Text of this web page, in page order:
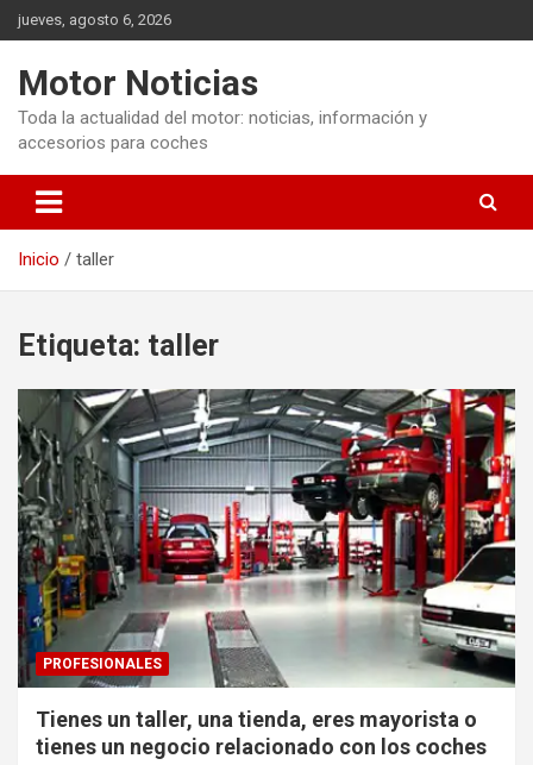
Saltar
al
jueves, agosto 6, 2026
Motor Noticias
Toda la actualidad del motor: noticias, información y
accesorios para coches
Inicio taller
Etiqueta: taller
PROFESIONALES
Tienes un taller, una tienda, eres mayorista o
tienes un negocio relacionado con los coches